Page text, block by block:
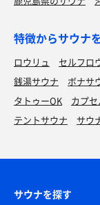
ハムエッ
朝はパン
グ定食🍳
ウォー
特徴からサウナ
ロウリュ セルフロ
銭湯サウナ
ボナサ
タトゥーOK
カプ
テントサウナ
サウ
サウナを探す